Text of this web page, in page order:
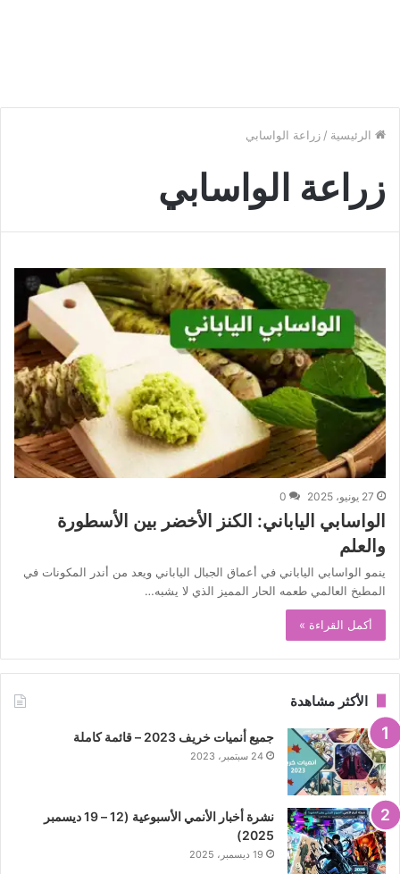
الرئيسية / زراعة الواسابي
زراعة الواسابي
27 يونيو، 2025 0
الواسابي الياباني: الكنز الأخضر بين الأسطورة
والعلم
ينمو الواسابي الياباني في أعماق الجبال الياباني ويعد من أندر المكونات في
المطبخ العالمي طعمه الحار المميز الذي لا يشبه…
أكمل القراءة »
الأكثر مشاهدة
جميع أنميات خريف 2023 – قائمة كاملة
24 سبتمبر، 2023
نشرة أخبار الأنمي الأسبوعية (12 – 19 ديسمبر
2025)
19 ديسمبر، 2025